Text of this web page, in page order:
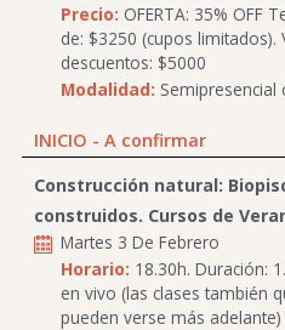
Precio: OFERTA: 35% OFF
de: $3250 (cupos limitados).
descuentos: $5000
Modalidad: Semipresencial
INICIO - A confirmar
Construcción natural:
construidos. Cursos de
Martes 3 De Febrero
Horario: 18.30h. Duración:
en vivo (las clases también
pueden verse más adelante)